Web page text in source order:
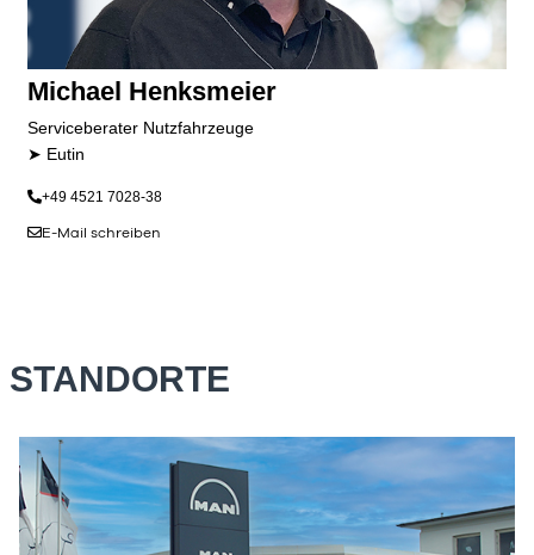
Michael Henksmeier
Serviceberater Nutzfahrzeuge
➤ Eutin
+49 4521 7028-38
E-Mail schreiben
STANDORTE